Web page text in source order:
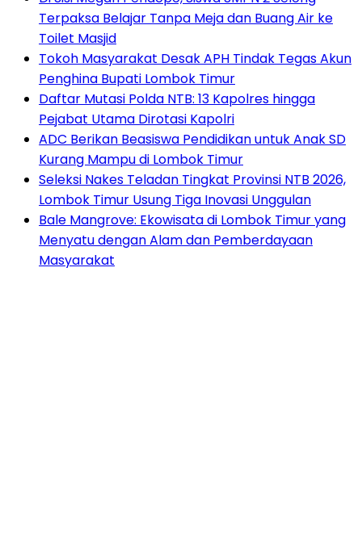
Terpaksa Belajar Tanpa Meja dan Buang Air ke
Toilet Masjid
Tokoh Masyarakat Desak APH Tindak Tegas Akun
Penghina Bupati Lombok Timur
Daftar Mutasi Polda NTB: 13 Kapolres hingga
Pejabat Utama Dirotasi Kapolri
ADC Berikan Beasiswa Pendidikan untuk Anak SD
Kurang Mampu di Lombok Timur
Seleksi Nakes Teladan Tingkat Provinsi NTB 2026,
Lombok Timur Usung Tiga Inovasi Unggulan
Bale Mangrove: Ekowisata di Lombok Timur yang
Menyatu dengan Alam dan Pemberdayaan
Masyarakat